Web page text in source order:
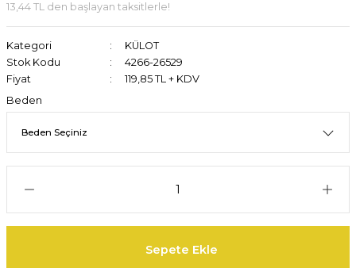
13,44 TL den başlayan taksitlerle!
Kategori
KÜLOT
Stok Kodu
4266-26529
Fiyat
119,85 TL + KDV
Beden
Sepete Ekle